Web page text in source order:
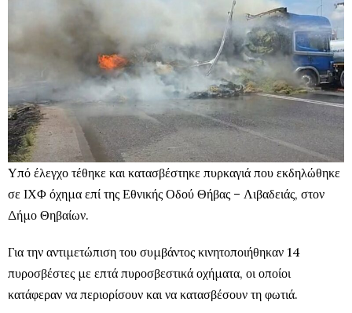
Υπό έλεγχο τέθηκε και κατασβέστηκε πυρκαγιά που εκδηλώθηκε
σε ΙΧΦ όχημα επί της Εθνικής Οδού Θήβας – Λιβαδειάς, στον
Δήμο Θηβαίων.
Για την αντιμετώπιση του συμβάντος κινητοποιήθηκαν 14
πυροσβέστες με επτά πυροσβεστικά οχήματα, οι οποίοι
κατάφεραν να περιορίσουν και να κατασβέσουν τη φωτιά.